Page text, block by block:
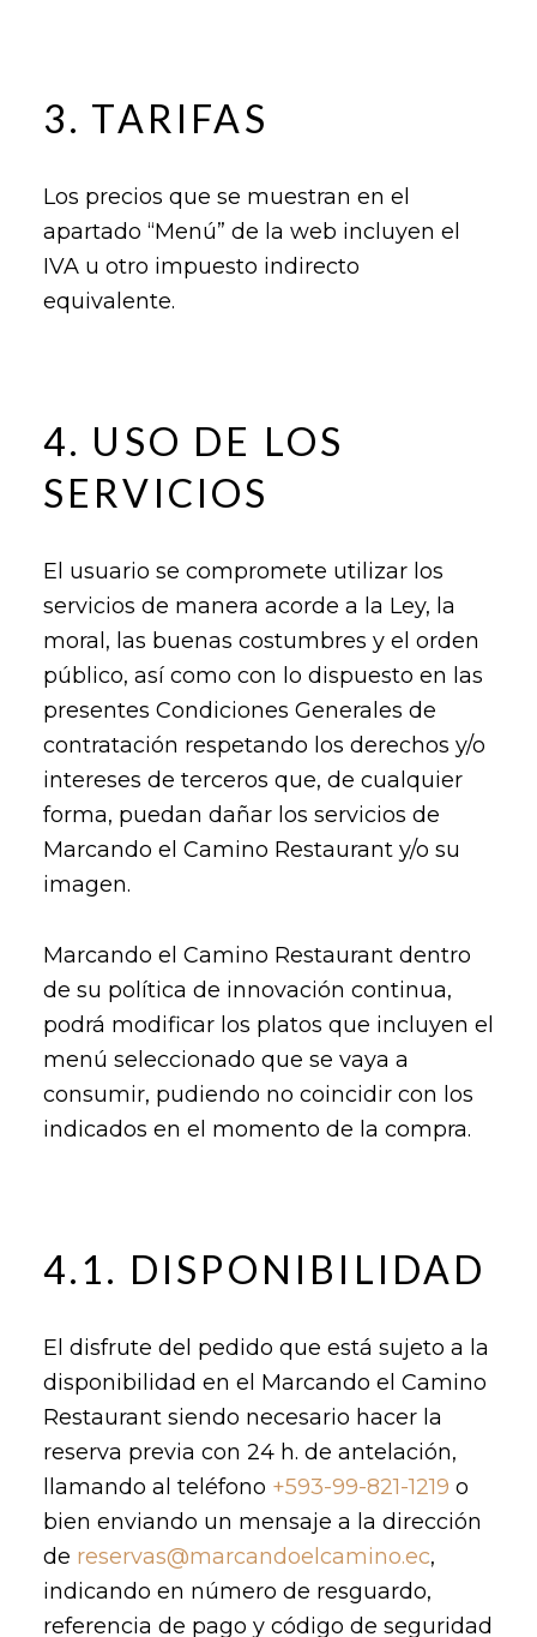
3. TARIFAS
Los precios que se muestran en el
apartado “Menú” de la web incluyen el
IVA u otro impuesto indirecto
equivalente.
4. USO DE LOS
SERVICIOS
El usuario se compromete utilizar los
servicios de manera acorde a la Ley, la
moral, las buenas costumbres y el orden
público, así como con lo dispuesto en las
presentes Condiciones Generales de
contratación respetando los derechos y/o
intereses de terceros que, de cualquier
forma, puedan dañar los servicios de
Marcando el Camino Restaurant y/o su
imagen.
Marcando el Camino Restaurant dentro
de su política de innovación continua,
podrá modificar los platos que incluyen el
menú seleccionado que se vaya a
consumir, pudiendo no coincidir con los
indicados en el momento de la compra.
4.1. DISPONIBILIDAD
El disfrute del pedido que está sujeto a la
disponibilidad en el Marcando el Camino
Restaurant siendo necesario hacer la
reserva previa con 24 h. de antelación,
llamando al teléfono +593-99-821-1219 o
bien enviando un mensaje a la dirección
de reservas@marcandoelcamino.ec,
indicando en número de resguardo,
referencia de pago y código de seguridad